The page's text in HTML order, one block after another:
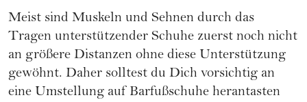
Meist sind Muskeln und Sehnen durch das
Tragen unterstützender Schuhe zuerst noch nicht
an größere Distanzen ohne diese Unterstützung
gewöhnt. Daher solltest du Dich vorsichtig an
eine Umstellung auf Barfußschuhe herantasten